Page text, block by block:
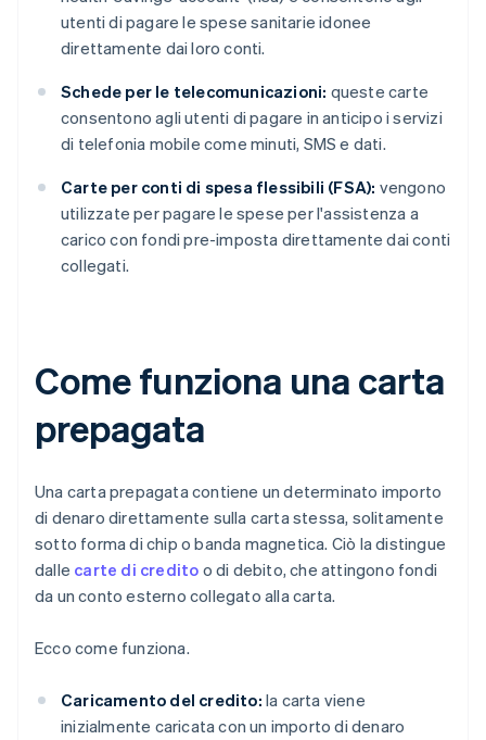
utenti di pagare le spese sanitarie idonee
direttamente dai loro conti.
Schede per le telecomunicazioni: queste carte
consentono agli utenti di pagare in anticipo i servizi
di telefonia mobile come minuti, SMS e dati.
Carte per conti di spesa flessibili (FSA): vengono
utilizzate per pagare le spese per l'assistenza a
carico con fondi pre-imposta direttamente dai conti
collegati.
Come funziona una carta
prepagata
Una carta prepagata contiene un determinato importo
di denaro direttamente sulla carta stessa, solitamente
sotto forma di chip o banda magnetica. Ciò la distingue
dalle carte di credito o di debito, che attingono fondi
da un conto esterno collegato alla carta.
Ecco come funziona.
Caricamento del credito: la carta viene
inizialmente caricata con un importo di denaro